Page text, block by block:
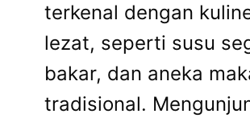
terkenal dengan
lezat, seperti susu
bakar, dan aneka
tradisional.